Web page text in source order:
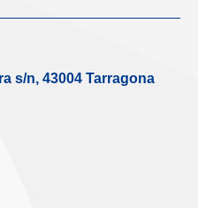
s/n, 43004 Tarragona